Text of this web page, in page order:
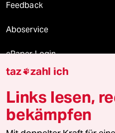
Feedback
Aboservice
ePaper Login
Downloads für Abonnierende
© 2026 taz Verlags und
taz zahl ich
Links lesen,
bekämpfen